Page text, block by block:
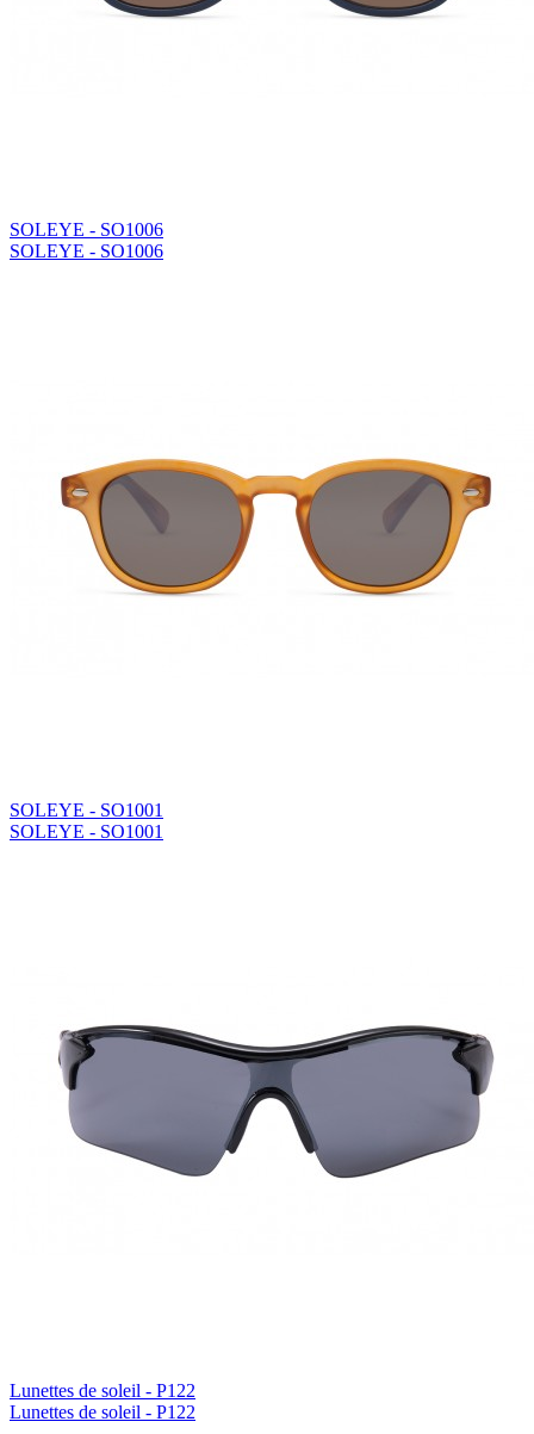
SOLEYE - SO1006
SOLEYE - SO1006
SOLEYE - SO1001
SOLEYE - SO1001
Lunettes de soleil - P122
Lunettes de soleil - P122